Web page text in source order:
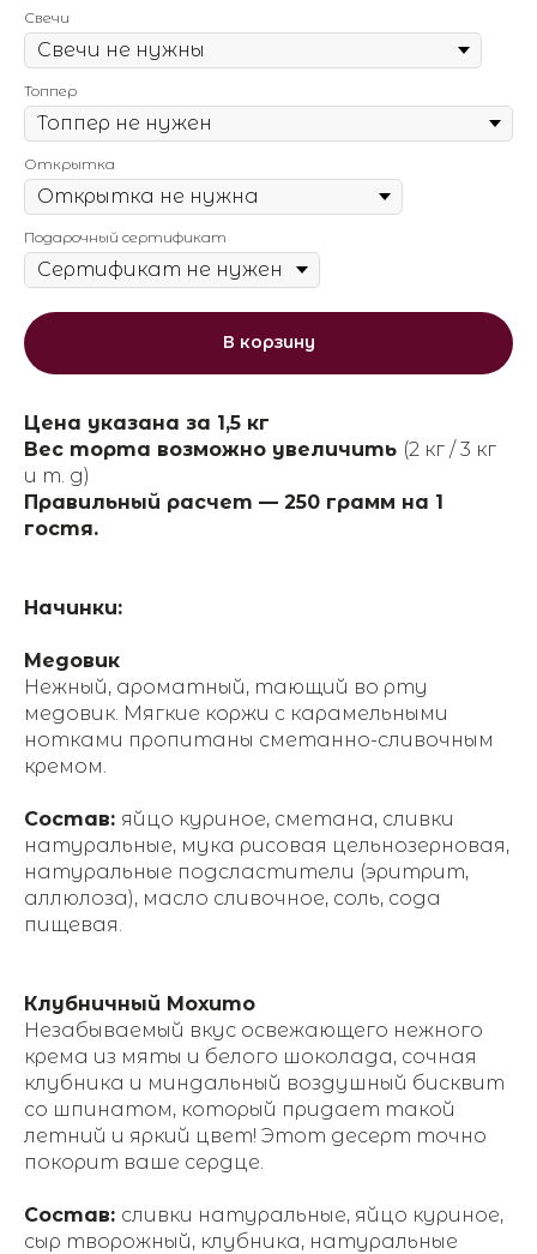
Свечи
Топпер
Открытка
Подарочный сертификат
В корзину
Цена указана за 1,5 кг
Вес торта возможно увеличить (2 кг / 3 кг
и т. д)
Правильный расчет — 250 грамм на 1
гостя.
Начинки:
Медовик
Нежный, ароматный, тающий во рту
медовик. Мягкие коржи с карамельными
нотками пропитаны сметанно-сливочным
кремом.
Состав: яйцо куриное, сметана, сливки
натуральные, мука рисовая цельнозерновая,
натуральные подсластители (эритрит,
аллюлоза), масло сливочное, соль, сода
пищевая.
Клубничный Мохито
Незабываемый вкус освежающего нежного
крема из мяты и белого шоколада, сочная
клубника и миндальный воздушный бисквит
со шпинатом, который придает такой
летний и яркий цвет! Этот десерт точно
покорит ваше сердце.
Состав: сливки натуральные, яйцо куриное,
сыр творожный, клубника, натуральные